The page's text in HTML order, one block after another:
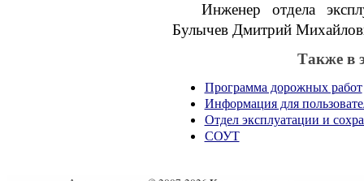
Инженер отдела
Булычев Дмитрий
Также в
Программа дорожных работ
Информация для
Отдел эксплуатации и
СОУТ